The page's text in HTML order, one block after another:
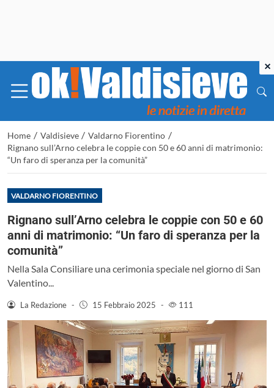
Home / Valdisieve / Valdarno Fiorentino /
Rignano sull’Arno celebra le coppie con 50 e 60 anni di matrimonio:
“Un faro di speranza per la comunità”
VALDARNO FIORENTINO
Rignano sull’Arno celebra le coppie con 50 e 60
anni di matrimonio: “Un faro di speranza per la
comunità”
Nella Sala Consiliare una cerimonia speciale nel giorno di San
Valentino...
La Redazione - 15 Febbraio 2025 - 111
×